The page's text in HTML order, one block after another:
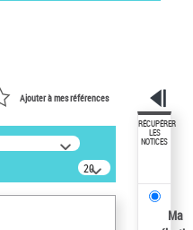
Ajouter à mes références
20
résultats/page
RÉCUPÉRER
LES
NOTICES
Ma